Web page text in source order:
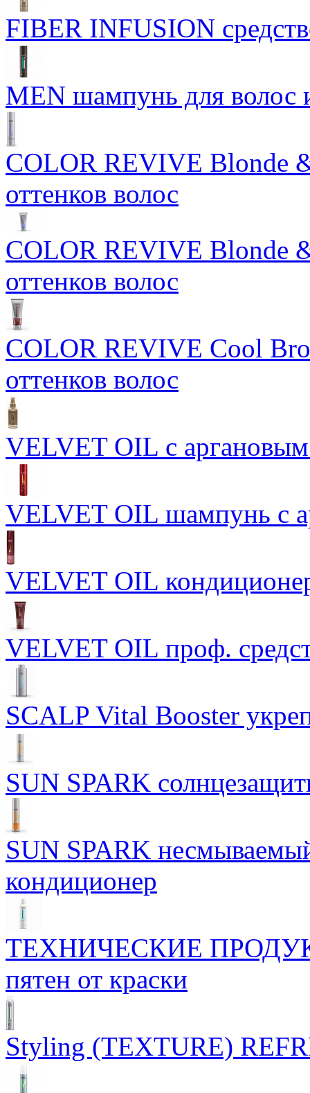
FIBER INFUSION
MEN шампунь для волос
COLOR REVIVE Blonde
оттенков волос
COLOR REVIVE Blonde
оттенков волос
COLOR REVIVE Cool
оттенков волос
VELVET OIL с
VELVET OIL шампунь с
VELVET OIL
VELVET OIL проф.
SCALP Vital Booster
SUN SPARK
SUN SPARK
кондиционер
ТЕХНИЧЕСКИЕ
пятен от краски
Styling (TEXTURE)